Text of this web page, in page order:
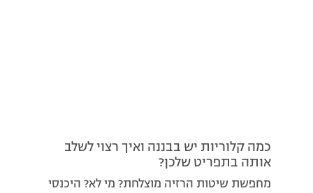
כמה קלוריות יש בבננה ואיך רצוי לשלב
אותה בתפריט שלכן?
מחפשת שיטות הרזיה מוצלחת? מי לא? היכנסי